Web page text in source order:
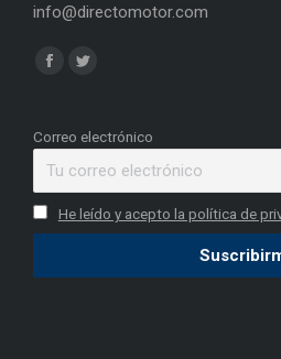
info@directomotor.com
Find us on:
Facebook
opens
window
Twitter
opens
window
Correo electrónico
He leído y acepto la política de